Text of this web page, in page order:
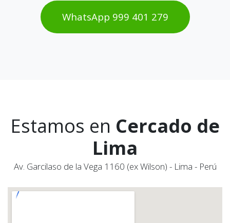
WhatsAp​​​​p 999 401 2​​79
Estamos en Cercado de
Lima
Av. Garcilaso de la Vega 1160 (ex Wilson) - Lima - Perú